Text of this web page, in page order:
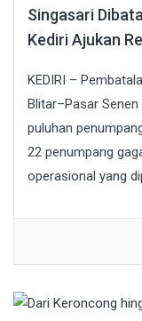
Singasari
Kediri Ajukan
KEDIRI –
Blitar–Pasar
puluhan
22 penumpang
operasional yang